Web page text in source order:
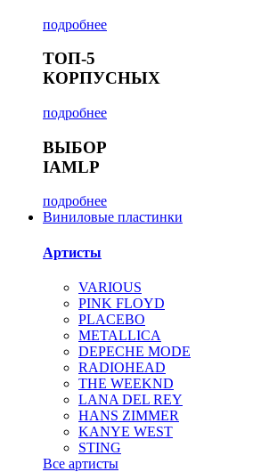
подробнее
ТОП-5
КОРПУСНЫХ
подробнее
ВЫБОР
IAMLP
подробнее
Виниловые пластинки
Артисты
VARIOUS
PINK FLOYD
PLACEBO
METALLICA
DEPECHE MODE
RADIOHEAD
THE WEEKND
LANA DEL REY
HANS ZIMMER
KANYE WEST
STING
Все артисты